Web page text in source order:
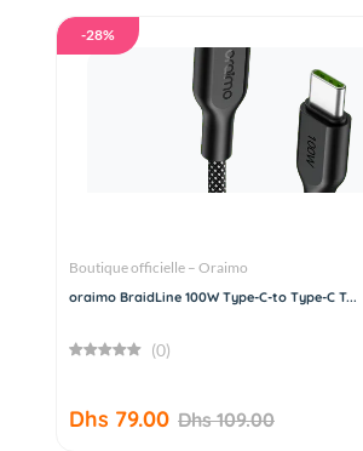
-28%
Boutique officielle – Oraimo
oraimo BraidLine 100W Type-C-to Type-C T...
(0)
Dhs 79.00 Dhs 109.00